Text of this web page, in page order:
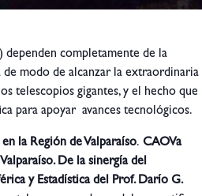
dependen completamente de la
modo de alcanzar la extraordinaria
telescopios gigantes, y el hecho que
para apoyar avances tecnológicos.
la Región de Valparaíso. CAOVa
De la sinergía del
y Estadística del Prof. Darío G.